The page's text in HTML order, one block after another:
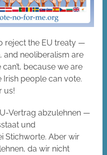
reject the EU treaty —
and neoliberalism are
because we are
people can vote.
us!
Vertrag abzulehnen —
und
Stichworte. Aber wir
da wir nicht